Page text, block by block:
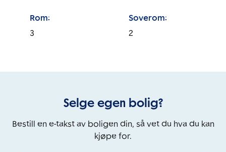
Rom:
3
Soverom:
2
Selge egen bolig?
Bestill en e-takst av boligen din, så vet du hva du kan
kjøpe for.